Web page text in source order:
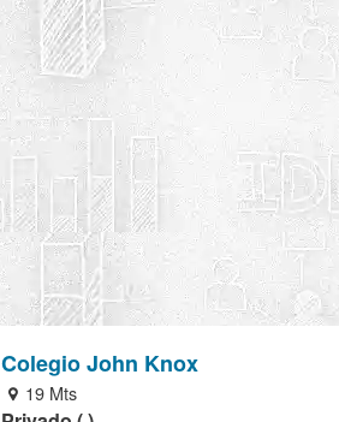
Colegio John Knox
19 Mts